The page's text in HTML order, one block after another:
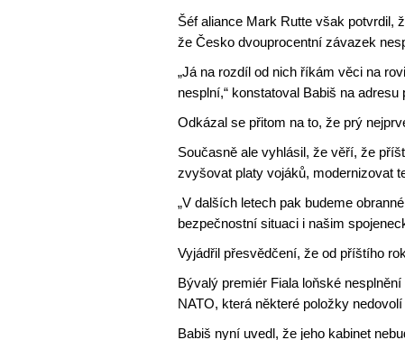
Šéf aliance Mark Rutte však potvrdil,
že Česko dvouprocentní závazek
„Já na rozdíl od nich říkám věci na
nesplní,“ konstatoval Babiš na adresu
Odkázal se přitom na to, že prý
Současně ale vyhlásil, že věří, že
zvyšovat platy vojáků, modernizovat
„V dalších letech pak budeme
bezpečnostní situaci i našim
Vyjádřil přesvědčení, že od příštího
Bývalý premiér Fiala loňské
NATO, která některé položky
Babiš nyní uvedl, že jeho kabinet